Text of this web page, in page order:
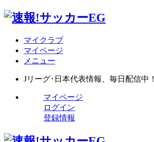
マイクラブ
マイページ
メニュー
Jリーグ･日本代表情報、毎日配信中！
マイページ
ログイン
登録情報